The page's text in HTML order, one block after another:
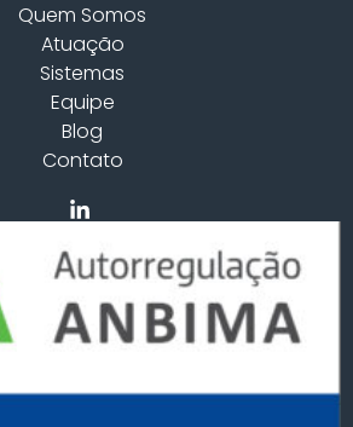
Quem Somos
Atuação
Sistemas
Equipe
Blog
Contato